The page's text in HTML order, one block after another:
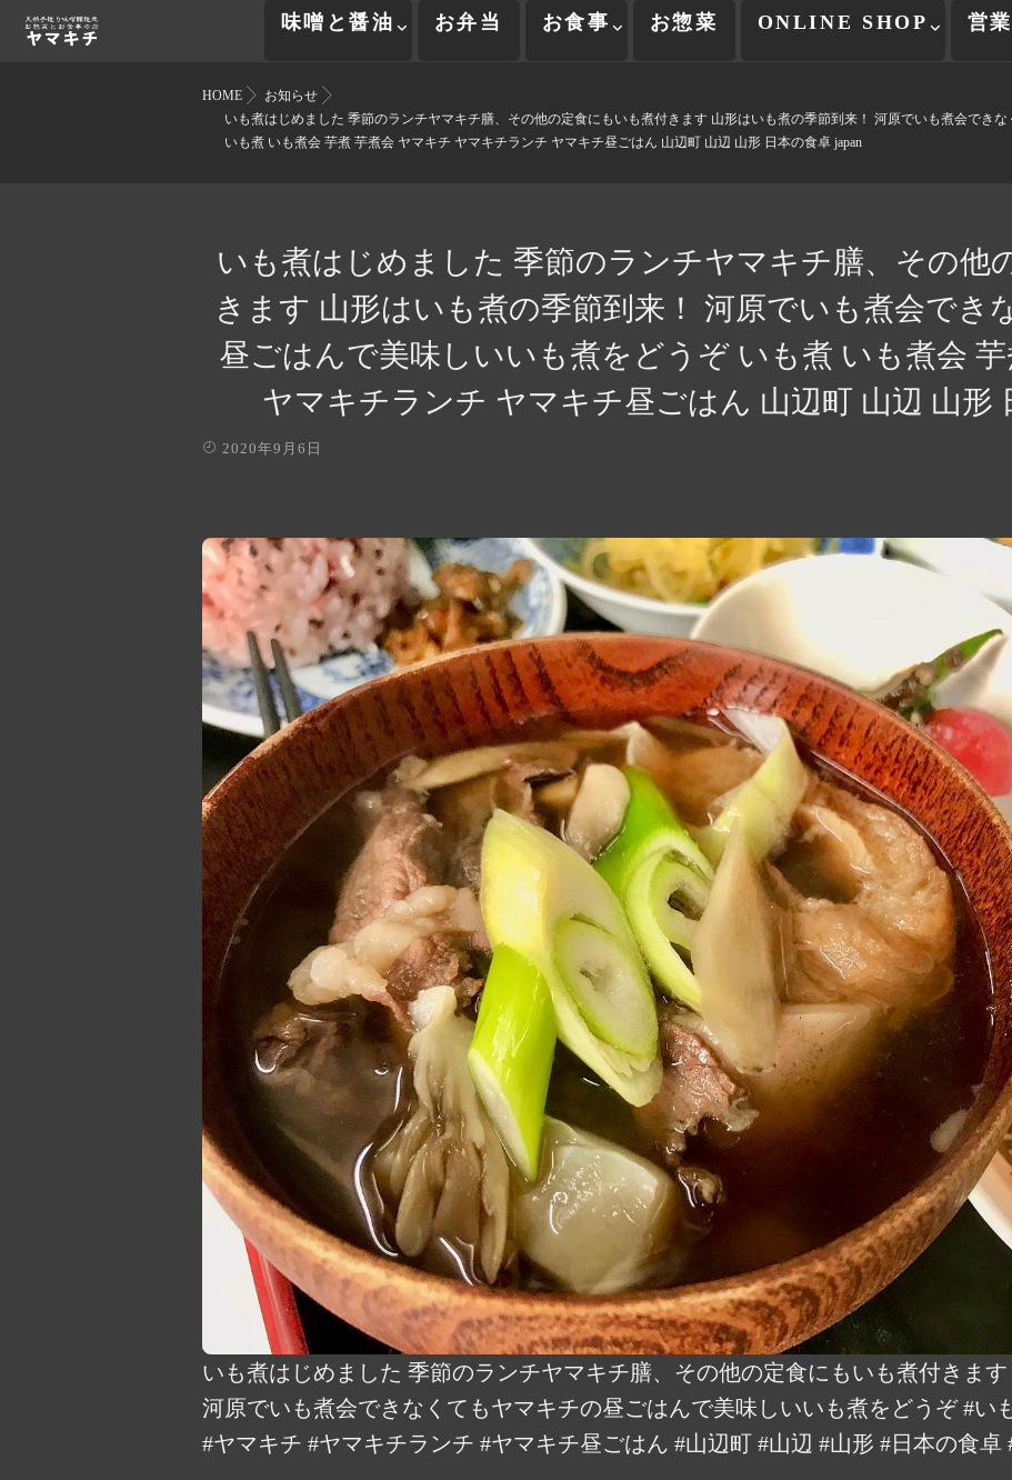
味噌と醤油 お弁当 お食事 お惣菜 ONLINE SHOP 営
HOME
お知らせ
いも煮はじめました️ 季節のランチヤマキチ膳、その他の定食にもいも煮付きます 山形はいも煮の季節到来！ 河原でいも煮会でき
いも煮 いも煮会 芋煮 芋煮会 ヤマキチ ヤマキチランチ ヤマキチ昼ごはん 山辺町 山辺 山形 日本の食卓 japan
いも煮はじめました️ 季節のランチヤマキチ膳、その他
きます 山形はいも煮の季節到来！ 河原でいも煮会でき
昼ごはんで美味しいいも煮をどうぞ いも煮 いも煮会
ヤマキチランチ ヤマキチ昼ごはん 山辺町 山辺 山形
2020年9月6日
いも煮はじめました️ 季節のランチヤマキチ膳、その他の定食にもいも煮付きます
河原でいも煮会できなくてもヤマキチの昼ごはんで美味しいいも煮をどうぞ #い
#ヤマキチ #ヤマキチランチ #ヤマキチ昼ごはん #山辺町 #山辺 #山形 #日本の食卓